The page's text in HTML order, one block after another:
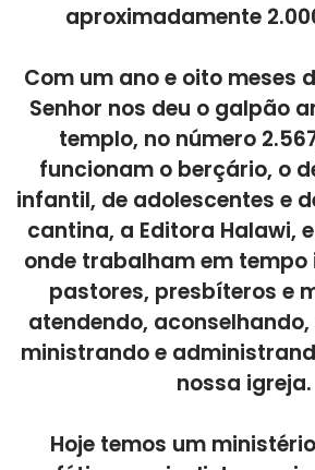
aproximadamente
Com um ano e oito meses
Senhor nos deu o galpão
templo, no número
funcionam o berçário, o
infantil, de adolescentes e
cantina, a Editora Halawi,
onde trabalham em
pastores, presbíteros e
atendendo,
ministrando e
nossa igreja.
Hoje temos um